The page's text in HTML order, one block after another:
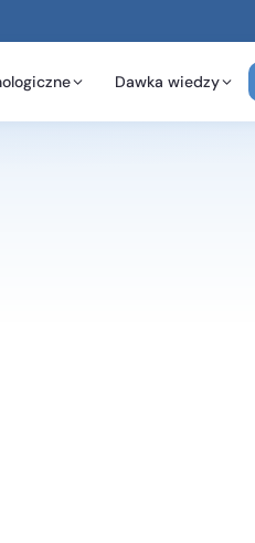
Dawka wiedzy